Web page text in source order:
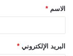
الاسم *
البريد الإلكتروني *